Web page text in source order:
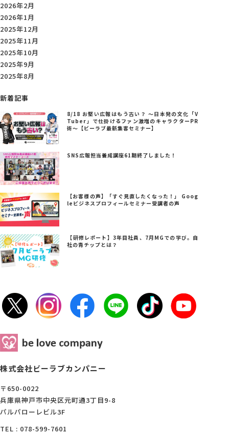
2026年2月
2026年1月
2025年12月
2025年11月
2025年10月
2025年9月
2025年8月
新着記事
8/18 お堅い広報はもう古い？ ～日本発の文化「V
Tuber」で仕掛けるファン激増のキャラクターPR
術～【ビーラブ最新集客セミナー】
SNS広報担当養成講座61期終了しました！
【お客様の声】「すぐ見直したくなった！」 Goog
leビジネスプロフィールセミナー受講者の声
【研修レポート】3年目社員、7月MGでの学び。自
社の青チップとは？
株式会社ビーラブカンパニー
〒650-0022
兵庫県神戸市中央区元町通3丁目9-8
パルパローレビル3F
TEL : 078-599-7601